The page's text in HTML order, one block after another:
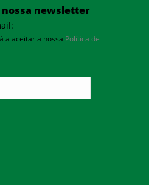
nossa newsletter
a aceitar a nossa Política de